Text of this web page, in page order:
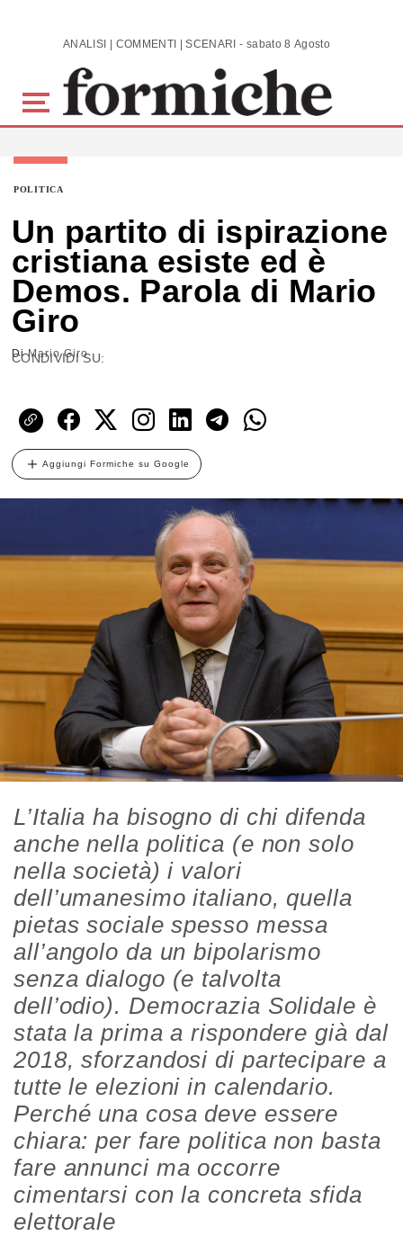
Skip to main content ANALISI | COMMENTI | SCENARI - sabato 8 Agosto 2026
POLITICA
Un partito di ispirazione
cristiana esiste ed è
Demos. Parola di Mario
Giro
DiMario Giro
CONDIVIDI SU:
Aggiungi Formiche su Google
L’Italia ha bisogno di chi difenda
anche nella politica (e non solo
nella società) i valori
dell’umanesimo italiano, quella
pietas sociale spesso messa
all’angolo da un bipolarismo
senza dialogo (e talvolta
dell’odio). Democrazia Solidale è
stata la prima a rispondere già dal
2018, sforzandosi di partecipare a
tutte le elezioni in calendario.
Perché una cosa deve essere
chiara: per fare politica non basta
fare annunci ma occorre
cimentarsi con la concreta sfida
elettorale